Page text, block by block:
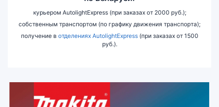
курьером AutolightExpress (при заказах от 2000 руб.);
собственным транспортом (по графику движения транспорта);
получение в отделениях AutolightExpress(при заказах от 1500
руб.).